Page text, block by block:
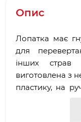
Опис
Лопатка має
для
інших
виготовлена з
пластику, на
Матеріал-